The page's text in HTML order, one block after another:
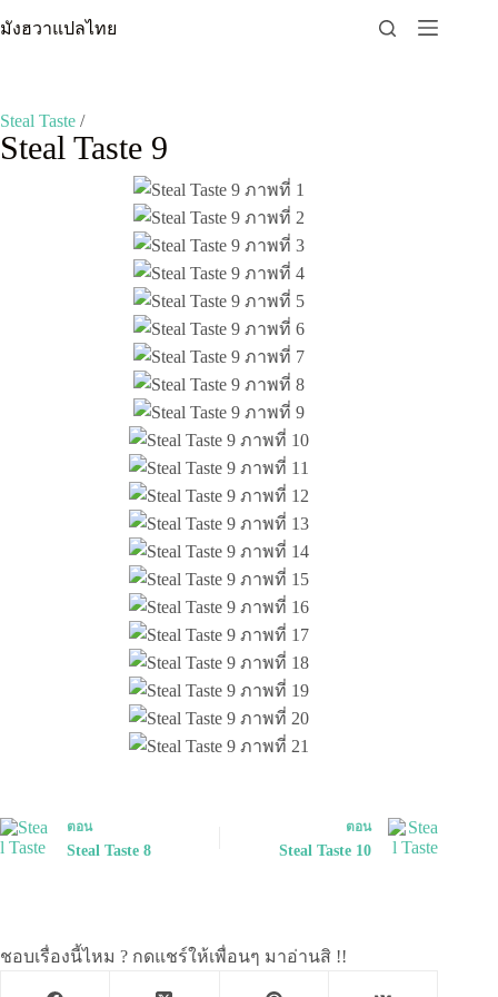
to
มังฮวาแปลไทย
Steal Taste /
Steal Taste 9
ตอน
Steal Taste 8
ตอน
Steal Taste 10
ชอบเรื่องนี้ไหม ? กดแชร์ให้เพื่อนๆ มาอ่านสิ !!